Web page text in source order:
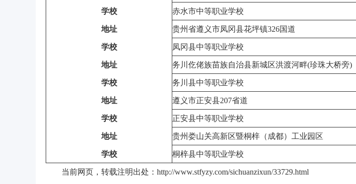
学校 赤水市中等职业学校
地址 贵州省遵义市凤冈县花坪镇326国道
学校 凤冈县中等职业学校
地址 务川仡佬族苗族自治县新城区洪渡河畔(珍珠大桥旁)
学校 务川县中等职业学校
地址 遵义市正安县207省道
学校 正安县中等职业学校
地址 贵州娄山关高新区暨桐梓（成都）工业园区
学校 桐梓县中等职业学校
当前网页，转载注明出处：http://www.stfyzy.com/sichuanzixun/33729.html